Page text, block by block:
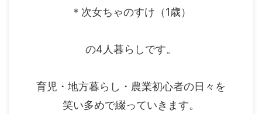
＊次女ちゃのすけ（1歳）
の4人暮らしです。
育児・地方暮らし・農業初心者の日々を
笑い多めで綴っていきます。